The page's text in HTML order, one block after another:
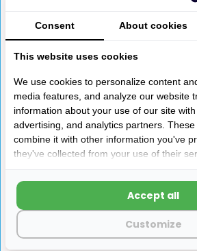
Reviews
Delen
Anderen kochten ook
N3140/
Consent About cookies
This website uses cookies
We use cookies to personalize content
media features, and analyze our website
information about your use of our site with
advertising, and analytics partners.
combine it with other information you've
they've collected from your use of their
Customize
Accept all